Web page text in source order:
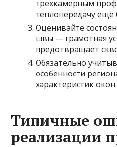
трехкамерным
теплопередачу еще
Оценивайте
швы — грамотная
предотвращает
Обязательно
особенности
характеристик окон.
Типичные
реализации